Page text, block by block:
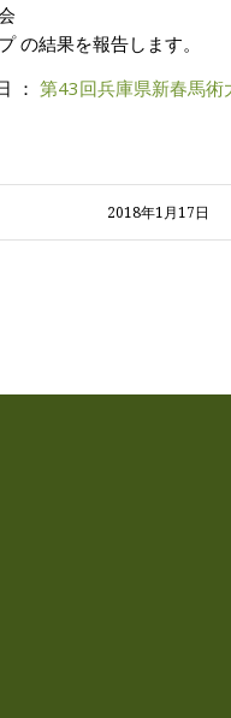
の結果を報告します。
： 第43回兵庫県新春馬
2018年1月17日